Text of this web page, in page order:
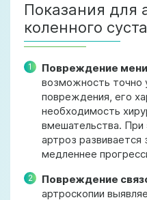
Показания для
коленного
Повреждение
возможность точно
повреждения, его
необходимость
вмешательства.
артроз развивается
медленнее
Повреждение
артроскопии